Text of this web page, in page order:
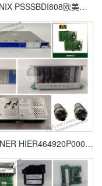
PHOENIX PSSSBDI808欧美进口 全新原装 质保一年
PFIFFNER HIER464920P0001欧美进口 全新原装 质保一年